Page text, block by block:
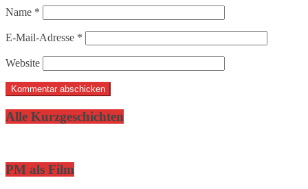
Name *
E-Mail-Adresse *
Website
Alle Kurzgeschichten
PM als Film